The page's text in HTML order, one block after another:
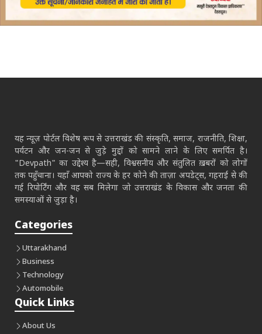
यह न्यूज़ पोर्टल विशेष रूप से उत्तराखंड की संस्कृति, समाज, राजनीति, शिक्षा,
पर्यटन और जन-जन से जुड़े मुद्दों को सामने लाने के लिए समर्पित है।
"Devpath" का उद्देश्य है—सही, विश्वसनीय और संतुलित ख़बरों को लोगों
तक पहुँचाना। यहाँ आपको राज्य के हर कोने की ताज़ा अपडेट्स, गहराई से की
गई रिपोर्टिंग और वह सब मिलेगा जो उत्तराखंड के विकास और जनता की
समस्याओं से जुड़ा है।
Categories
Uttarakhand
Business
Technology
Automobile
Quick Links
About Us